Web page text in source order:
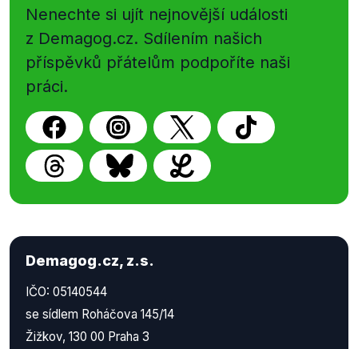
Nenechte si ujít nejnovější události
z Demagog.cz. Sdílením našich
příspěvků přátelům podpoříte naši
práci.
Demagog.cz, z.s.
IČO: 05140544
se sídlem Roháčova 145/14
Žižkov, 130 00 Praha 3